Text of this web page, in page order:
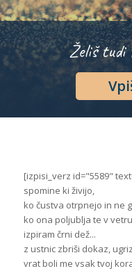
Želiš tudi
[izpisi_verz id="5589"
spomine ki živijo,
ko čustva otrpnejo in ne
ko ona poljublja te v
izpiram črni dež...
z ustnic zbriši dokaz,
vrat boli me vsak tvoj